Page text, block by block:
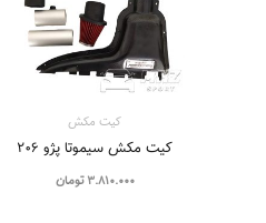
کیت مکش
کیت مکش سیموتا پژو ۲۰۶
3.810.000 تومان